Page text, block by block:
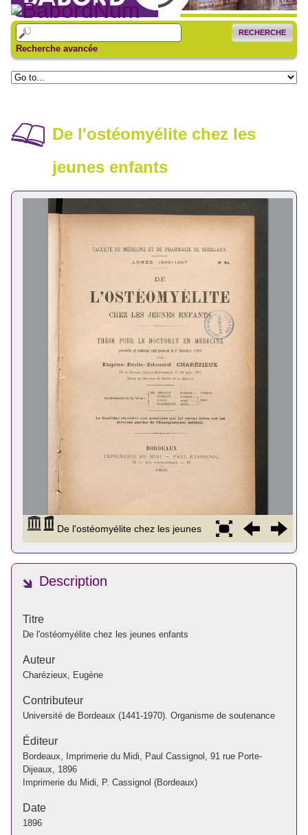
RECHERCHE
Recherche avancée
De l'ostéomyélite chez les
jeunes enfants
Description
Titre
De l'ostéomyélite chez les jeunes enfants
Auteur
Charézieux, Eugène
Contributeur
Université de Bordeaux (1441-1970). Organisme de soutenance
Éditeur
Bordeaux, Imprimerie du Midi, Paul Cassignol, 91 rue Porte-
Dijeaux, 1896
Imprimerie du Midi, P. Cassignol (Bordeaux)
Date
1896